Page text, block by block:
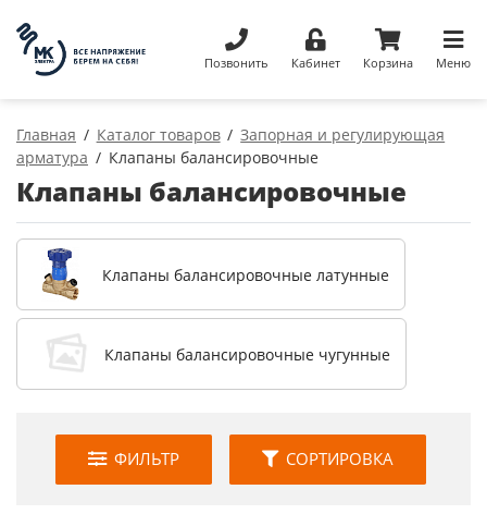
Позвонить Кабинет Корзина Меню
Главная Каталог товаров
Запорная и регулирующая
арматура
Клапаны балансировочные
Клапаны балансировочные
Клапаны балансировочные латунные
Клапаны балансировочные чугунные
ФИЛЬТР СОРТИРОВКА